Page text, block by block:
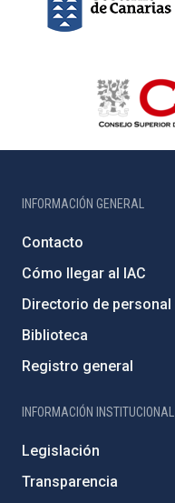
INFORMACIÓN GENERAL
Contacto
Cómo llegar al IAC
Directorio de personal
Biblioteca
Registro general
INFORMACIÓN INSTITUCIONAL
Legislación
Transparencia